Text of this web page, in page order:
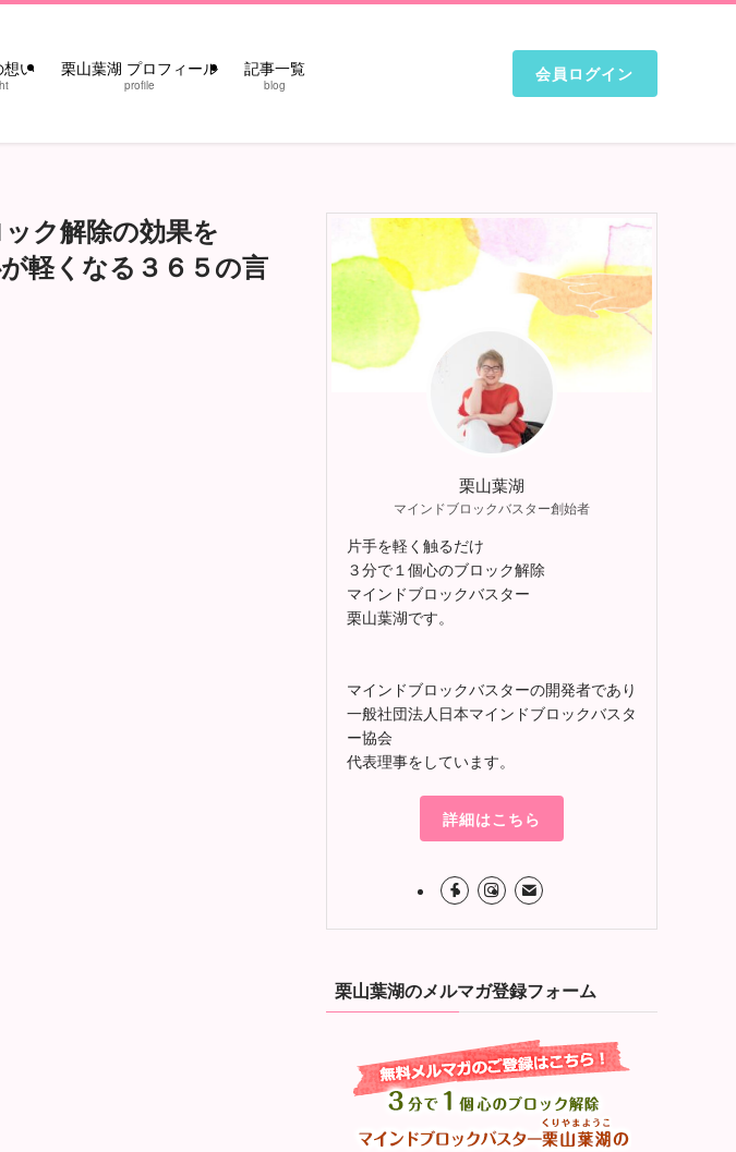
想い 栗山葉湖 プロフィール
profile
記事一覧
blog
会員ログイン
ク解除の効果を
軽くなる３６５の言
栗山葉湖
マインドブロックバスター創始者
片手を軽く触るだけ
３分で１個心のブロック解除
マインドブロックバスター
栗山葉湖です。
マインドブロックバスターの開発者であり
一般社団法人日本マインドブロックバスタ
ー協会
代表理事をしています。
詳細はこちら
栗山葉湖のメルマガ登録フォーム